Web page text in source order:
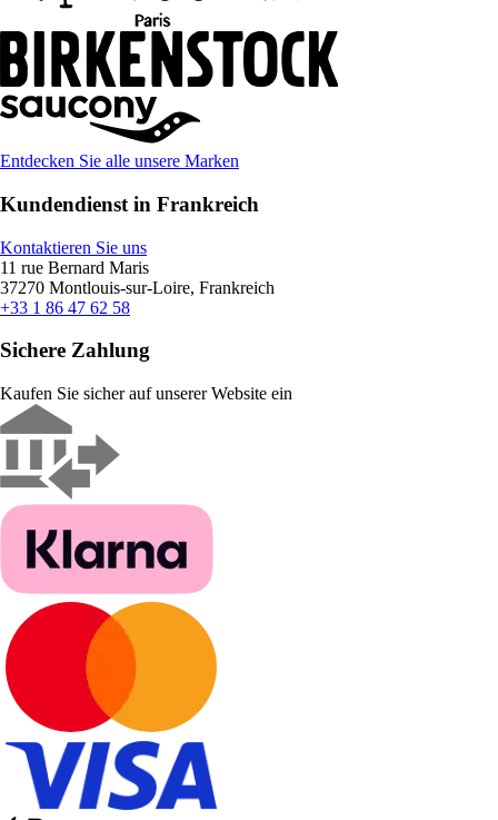
Entdecken Sie alle unsere Marken
Kundendienst in Frankreich
Kontaktieren Sie uns
11 rue Bernard Maris
37270 Montlouis-sur-Loire, Frankreich
+33 1 86 47 62 58
Sichere Zahlung
Kaufen Sie sicher auf unserer Website ein